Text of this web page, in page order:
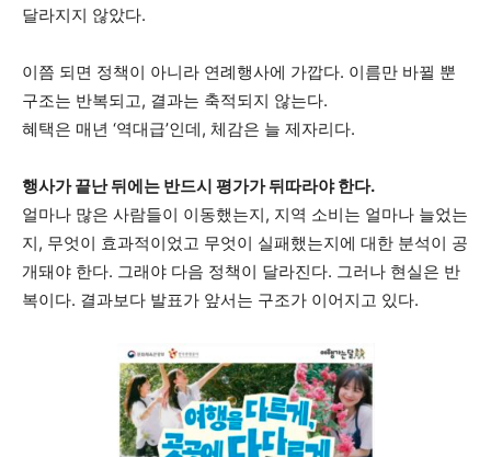
달라지지 않았다.
이쯤 되면 정책이 아니라 연례행사에 가깝다. 이름만 바뀔 뿐
구조는 반복되고, 결과는 축적되지 않는다.
혜택은 매년 ‘역대급’인데, 체감은 늘 제자리다.
행사가 끝난 뒤에는 반드시 평가가 뒤따라야 한다.
얼마나 많은 사람들이 이동했는지, 지역 소비는 얼마나 늘었는
지, 무엇이 효과적이었고 무엇이 실패했는지에 대한 분석이 공
개돼야 한다. 그래야 다음 정책이 달라진다. 그러나 현실은 반
복이다. 결과보다 발표가 앞서는 구조가 이어지고 있다.